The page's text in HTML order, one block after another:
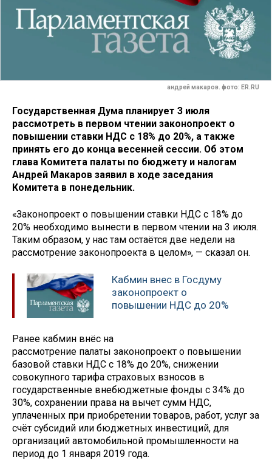
андрей макаров. фото: ER.RU
Государственная Дума планирует 3 июля
рассмотреть в первом чтении законопроект о
повышении ставки НДС с 18% до 20%, а также
принять его до конца весенней сессии. Об этом
глава Комитета палаты по бюджету и налогам
Андрей Макаров заявил в ходе заседания
Комитета в понедельник.
«Законопроект о повышении ставки НДС с 18% до
20% необходимо вынести в первом чтении на 3 июля.
Таким образом, у нас там остаётся две недели на
рассмотрение законопроекта в целом», — сказал он.
Кабмин внес в Госдуму
законопроект о
повышении НДС до 20%
Ранее кабмин внёс на
рассмотрение палаты законопроект о повышении
базовой ставки НДС с 18% до 20%, снижении
совокупного тарифа страховых взносов в
государственные внебюджетные фонды с 34% до
30%, сохранении права на вычет сумм НДС,
уплаченных при приобретении товаров, работ, услуг за
счёт субсидий или бюджетных инвестиций, для
организаций автомобильной промышленности на
период до 1 января 2019 года.